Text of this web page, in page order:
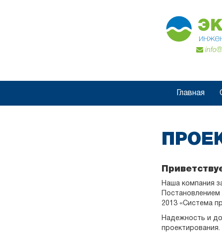
Главная
Наша компания
2013 «Система
Надежность и
проектирования.